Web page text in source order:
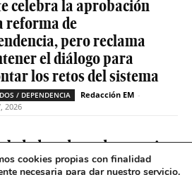
celebra la aprobación
reforma de
pero reclama
el diálogo para
los retos del sistema
/ DEPENDENCIA Redacción EM -
2026
no deseada es casi
veces superior entre
cookies propias con finalidad
necesaria para dar nuestro servicio.